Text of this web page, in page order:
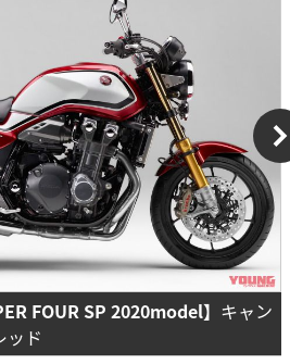
FOUR SP 2020model】 キャン
ッド